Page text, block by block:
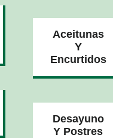
Aceitunas
Y
Encurtidos
Desayuno
Y Postres